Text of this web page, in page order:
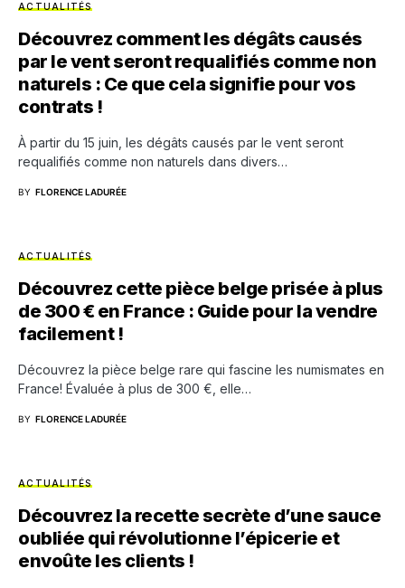
ACTUALITÉS
Découvrez comment les dégâts causés
par le vent seront requalifiés comme non
naturels : Ce que cela signifie pour vos
contrats !
À partir du 15 juin, les dégâts causés par le vent seront
requalifiés comme non naturels dans divers…
BY FLORENCE LADURÉE
ACTUALITÉS
Découvrez cette pièce belge prisée à plus
de 300 € en France : Guide pour la vendre
facilement !
Découvrez la pièce belge rare qui fascine les numismates en
France! Évaluée à plus de 300 €, elle…
BY FLORENCE LADURÉE
ACTUALITÉS
Découvrez la recette secrète d’une sauce
oubliée qui révolutionne l’épicerie et
envoûte les clients !